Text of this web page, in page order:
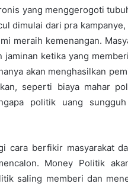
yang menggerogoti
dimulai dari pra
meraih kemenangan.
ketika yang
akan menghasilkan
seperti biaya mahar
politik uang
cara berfikir masyarakat
Money Politik
saling memberi dan